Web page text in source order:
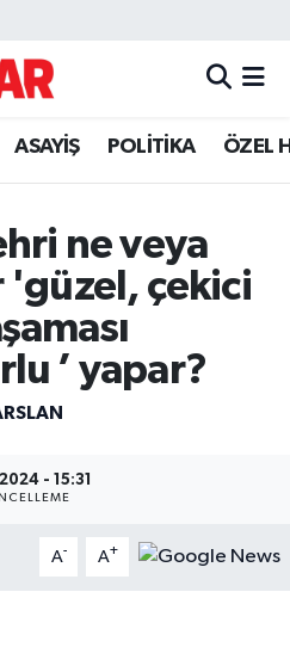
ASAYİŞ POLİTİKA ÖZEL
ne veya
'güzel, çekici
’ yapar?
- 15:31
A- A+
ve Fikstür